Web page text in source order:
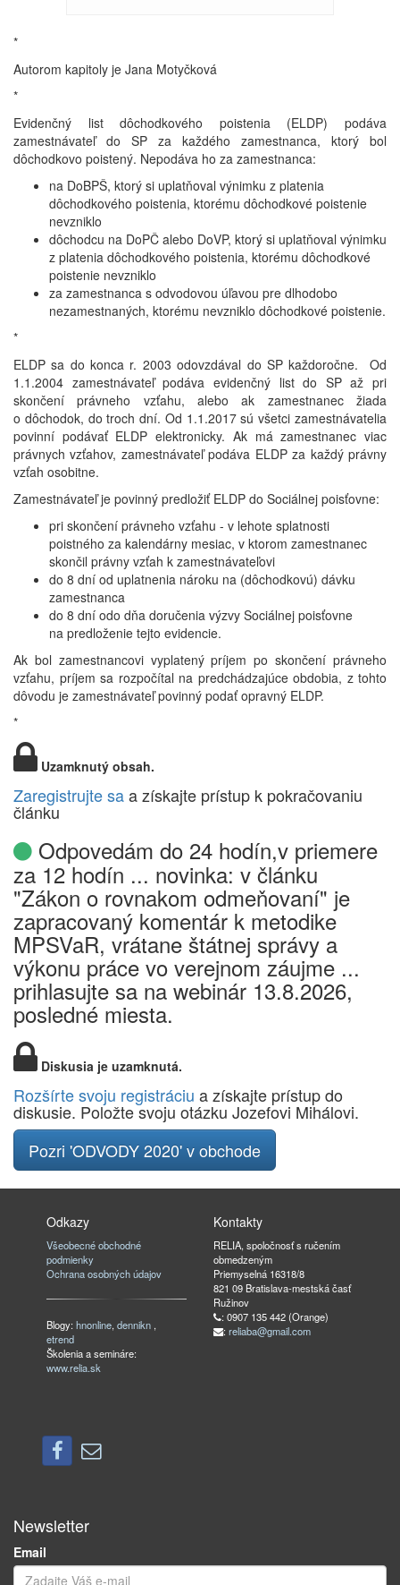
*
Autorom kapitoly je Jana Motyčková
*
Evidenčný list dôchodkového poistenia (ELDP) podáva
zamestnávateľ do SP za každého zamestnanca, ktorý bol
dôchodkovo poistený. Nepodáva ho za zamestnanca:
na DoBPŠ, ktorý si uplatňoval výnimku z platenia
dôchodkového poistenia, ktorému dôchodkové poistenie
nevzniklo
dôchodcu na DoPČ alebo DoVP, ktorý si uplatňoval výnimku
z platenia dôchodkového poistenia, ktorému dôchodkové
poistenie nevzniklo
za zamestnanca s odvodovou úľavou pre dlhodobo
nezamestnaných, ktorému nevzniklo dôchodkové poistenie.
*
ELDP sa do konca r. 2003 odovzdával do SP každoročne. Od
1.1.2004 zamestnávateľ podáva evidenčný list do SP až pri
skončení právneho vzťahu, alebo ak zamestnanec žiada
o dôchodok, do troch dní. Od 1.1.2017 sú všetci zamestnávatelia
povinní podávať ELDP elektronicky. Ak má zamestnanec viac
právnych vzťahov, zamestnávateľ podáva ELDP za každý právny
vzťah osobitne.
Zamestnávateľ je povinný predložiť ELDP do Sociálnej poisťovne:
pri skončení právneho vzťahu - v lehote splatnosti
poistného za kalendárny mesiac, v ktorom zamestnanec
skončil právny vzťah k zamestnávateľovi
do 8 dní od uplatnenia nároku na (dôchodkovú) dávku
zamestnanca
do 8 dní odo dňa doručenia výzvy Sociálnej poisťovne
na predloženie tejto evidencie.
Ak bol zamestnancovi vyplatený príjem po skončení právneho
vzťahu, príjem sa rozpočítal na predchádzajúce obdobia, z tohto
dôvodu je zamestnávateľ povinný podať opravný ELDP.
*
Uzamknutý obsah.
Zaregistrujte saa získajte prístup k pokračovaniu
článku
Odpovedám do 24 hodín,v priemere
za 12 hodín ... novinka: v článku
"Zákon o rovnakom odmeňovaní" je
zapracovaný komentár k metodike
MPSVaR, vrátane štátnej správy a
výkonu práce vo verejnom záujme ...
prihlasujte sa na webinár 13.8.2026,
posledné miesta.
Diskusia je uzamknutá.
Rozšírte svoju registráciu a získajte prístup do
diskusie. Položte svoju otázku Jozefovi Mihálovi.
Pozri 'ODVODY 2020' v obchode
Odkazy
Všeobecné obchodné
podmienky
Ochrana osobných údajov
Blogy:hnonline,dennikn ,
etrend
Školenia a semináre:
www.relia.sk
Kontakty
RELIA, spoločnosť s ručením
obmedzeným
Priemyselná 16318/8
821 09 Bratislava-mestská časť
Ružinov
: 0907 135 442 (Orange)
: reliaba@gmail.com
Newsletter
Email